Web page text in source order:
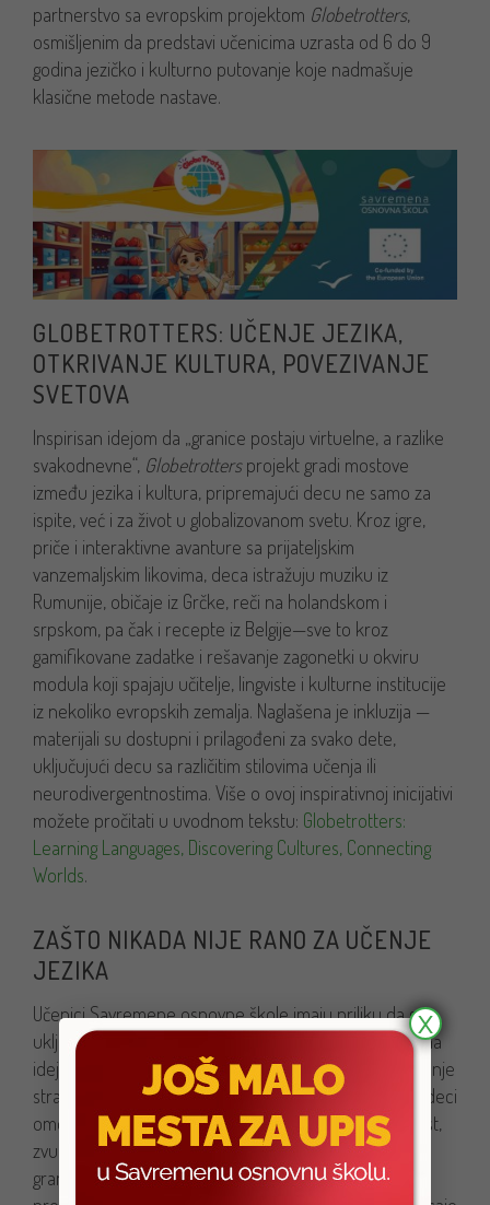
partnerstvo sa evropskim projektom Globetrotters,
osmišljenim da predstavi učenicima uzrasta od 6 do 9
godina jezičko i kulturno putovanje koje nadmašuje
klasične metode nastave.
GLOBETROTTERS: UČENJE JEZIKA,
OTKRIVANJE KULTURA, POVEZIVANJE
SVETOVA
Inspirisan idejom da „granice postaju virtuelne, a razlike
svakodnevne“, Globetrottersprojekt gradi mostove
između jezika i kultura, pripremajući decu ne samo za
ispite, već i za život u globalizovanom svetu. Kroz igre,
priče i interaktivne avanture sa prijateljskim
vanzemaljskim likovima, deca istražuju muziku iz
Rumunije, običaje iz Grčke, reči na holandskom i
srpskom, pa čak i recepte iz Belgije—sve to kroz
gamifikovane zadatke i rešavanje zagonetki u okviru
modula koji spajaju učitelje, lingviste i kulturne institucije
iz nekoliko evropskih zemalja. Naglašena je inkluzija —
materijali su dostupni i prilagođeni za svako dete,
uključujući decu sa različitim stilovima učenja ili
neurodivergentnostima. Više o ovoj inspirativnoj inicijativi
možete pročitati u uvodnom tekstu: Globetrotters:
Learning Languages, Discovering Cultures, Connecting
Worlds.
ZAŠTO NIKADA NIJE RANO ZA UČENJE
JEZIKA
Učenici Savremene osnovne škole imaju priliku da se
uključe u inovativan pristup učenja jezika, koji počiva na
ideji da je rano detinjstvo posebno pogodno za usvajanje
stranih jezika. Mlad mozak je izuzetno „plastičan“, što deci
omogućava da jezik usvajaju intuitivno — kroz kontekst,
zvuk i ponavljanje — bez potrebe za formalnom
gramatikom ili prevodima. Metodologija Globetrotters
X